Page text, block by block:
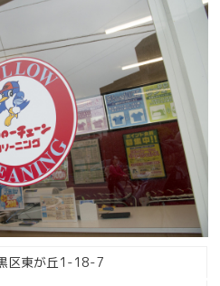
区東が丘1-18-7